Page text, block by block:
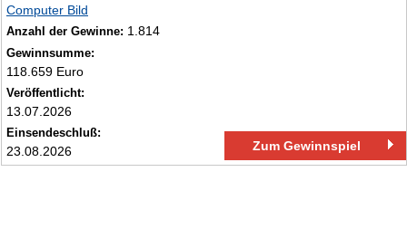
Computer Bild
Anzahl der Gewinne: 1.814
Gewinnsumme:
118.659 Euro
Veröffentlicht:
13.07.2026
Einsendeschluß:
23.08.2026 Zum Gewinnspiel